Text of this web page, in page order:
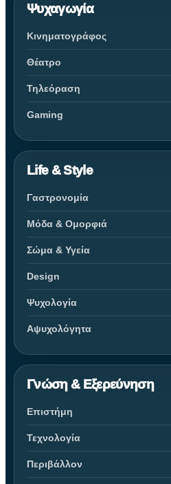
Ψυχαγωγία
Κινηματογράφος
Θέατρο
Τηλεόραση
Gaming
Life & Style
Γαστρονομία
Μόδα & Ομορφιά
Σώμα & Υγεία
Design
Ψυχολογία
Αψυχολόγητα
Γνώση & Εξερεύνηση
Επιστήμη
Τεχνολογία
Περιβάλλον